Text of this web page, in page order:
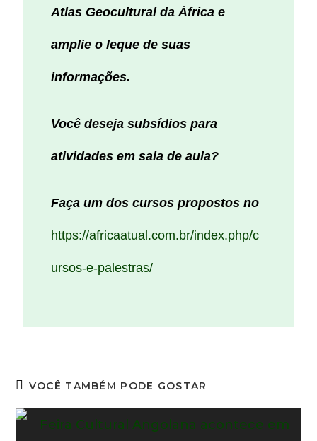
Atlas Geocultural da África e
amplie o leque de suas
informações.
Você deseja subsídios para
atividades em sala de aula?
Faça um dos cursos propostos no
https://africaatual.com.br/index.php/c
ursos-e-palestras/
VOCÊ TAMBÉM PODE GOSTAR